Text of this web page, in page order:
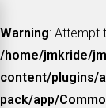
Warning: Attempt
/home/jmkride/
content/plugins/
pack/app/